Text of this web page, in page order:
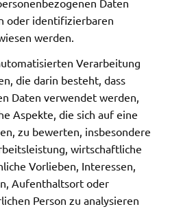
oder identifizierbaren
werden.
Verarbeitung
die darin besteht, dass
Daten verwendet werden,
Aspekte, die sich auf eine
zu bewerten, insbesondere
wirtschaftliche
Vorlieben, Interessen,
Aufenthaltsort oder
Person zu analysieren